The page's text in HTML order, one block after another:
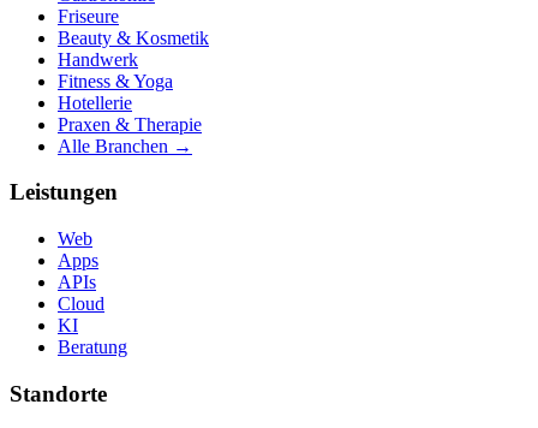
Friseure
Beauty & Kosmetik
Handwerk
Fitness & Yoga
Hotellerie
Praxen & Therapie
Alle Branchen →
Leistungen
Web
Apps
APIs
Cloud
KI
Beratung
Standorte